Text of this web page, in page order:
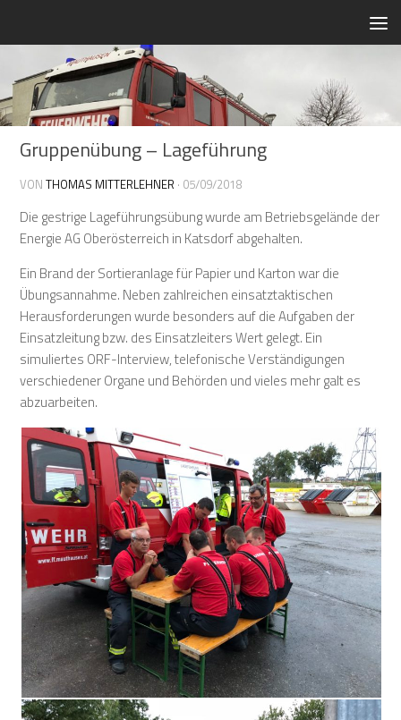
Gruppenübung – Lageführung
VONTHOMAS MITTERLEHNER · 05/09/2018
Die gestrige Lageführungsübung wurde am Betriebsgelände der
Energie AG Oberösterreich in Katsdorf abgehalten.
Ein Brand der Sortieranlage für Papier und Karton war die
Übungsannahme. Neben zahlreichen einsatztaktischen
Herausforderungen wurde besonders auf die Aufgaben der
Einsatzleitung bzw. des Einsatzleiters Wert gelegt. Ein
simuliertes ORF-Interview, telefonische Verständigungen
verschiedener Organe und Behörden und vieles mehr galt es
abzuarbeiten.